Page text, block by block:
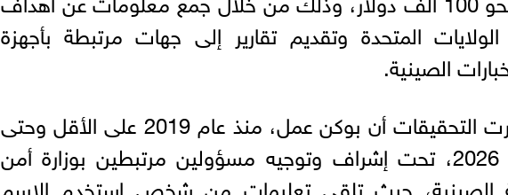
المتحدة وتقديم تقارير إلى جهات مرتبطة بأجهزة
الصينية.
وأظهرت التحقيقات أن بوكن عمل، منذ عام 2019 على الأقل وحتى
فبراير 2026، تحت إشراف وتوجيه مسؤولين مرتبطين بوزارة أمن
الصينية، حيث تلقى تعليمات من شخص استخدم الاسم